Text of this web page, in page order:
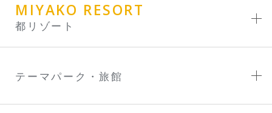
MIYAKO RESORT
都リゾート
テーマパーク・旅館